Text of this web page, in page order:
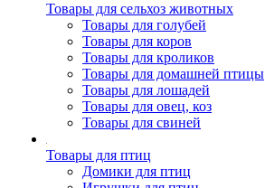
Товары для сельхоз животных
Товары для голубей
Товары для коров
Товары для кроликов
Товары для домашней птицы
Товары для лошадей
Товары для овец, коз
Товары для свиней
Товары для птиц
Домики для птиц